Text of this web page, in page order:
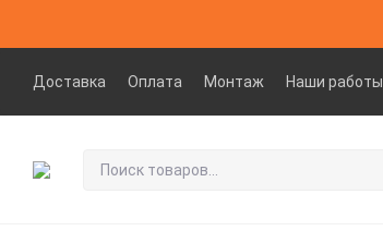
Доставка Оплата Монтаж Наши работы